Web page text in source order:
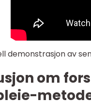
demonstrasjon av
om